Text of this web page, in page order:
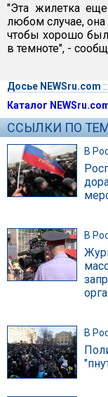
"Эта жилетка
любом случае, она
чтобы хорошо
в темноте", -
Досье NEWSru.com ::
Каталог
ССЫЛКИ ПО
В
В
В